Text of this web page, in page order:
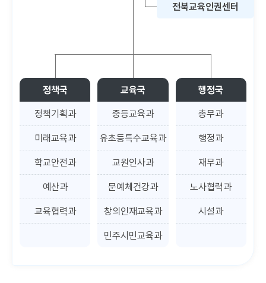
전북교육인권센터
정책국
정책기획과
미래교육과
학교안전과
예산과
교육협력과
교육국
중등교육과
유초등특수교육과
교원인사과
문예체건강과
창의인재교육과
민주시민교육과
행정국
총무과
행정과
재무과
노사협력과
시설과